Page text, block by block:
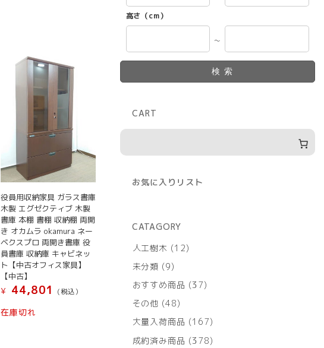
役員用収納家具 ガラス書庫
木製 エグゼクティブ 木製
書庫 本棚 書棚 収納棚 両開
き オカムラ okamura ネー
ベクスプロ 両開き書庫 役
員書庫 収納庫 キャビネッ
ト【中古オフィス家具】
【中古】
¥
44,801 (税込）
在庫切れ
高さ（cm）
～
検索
CART
お気に入りリスト
CATAGORY
人工樹木
1212
商
未分類 99
の
商
おすすめ商品 3737
商
その他 4848
の
商
大量入荷商品 167167
の
成約済み商品 378378